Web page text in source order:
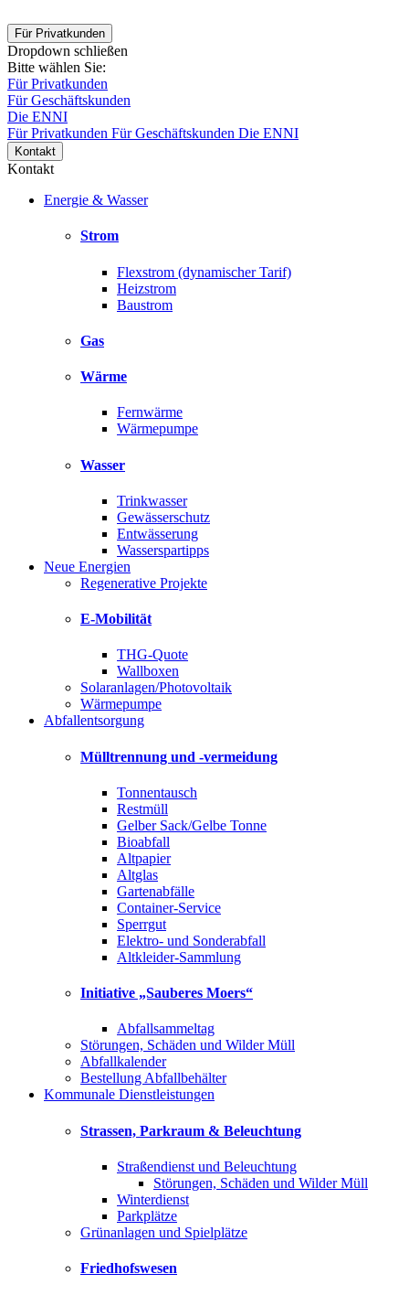
Für Privatkunden
Dropdown schließen
Bitte wählen Sie:
Für Privatkunden
Für Geschäftskunden
Die ENNI
Für Privatkunden Für Geschäftskunden Die ENNI
Kontakt
Kontakt
Energie & Wasser
Strom
Flexstrom (dynamischer Tarif)
Heizstrom
Baustrom
Gas
Wärme
Fernwärme
Wärmepumpe
Wasser
Trinkwasser
Gewässerschutz
Entwässerung
Wasserspartipps
Neue Energien
Regenerative Projekte
E-Mobilität
THG-Quote
Wallboxen
Solaranlagen/Photovoltaik
Wärmepumpe
Abfallentsorgung
Mülltrennung und -vermeidung
Tonnentausch
Restmüll
Gelber Sack/Gelbe Tonne
Bioabfall
Altpapier
Altglas
Gartenabfälle
Container-Service
Sperrgut
Elektro- und Sonderabfall
Altkleider-Sammlung
Initiative „Sauberes Moers“
Abfallsammeltag
Störungen, Schäden und Wilder Müll
Abfallkalender
Bestellung Abfallbehälter
Kommunale Dienstleistungen
Strassen, Parkraum & Beleuchtung
Straßendienst und Beleuchtung
Störungen, Schäden und Wilder Müll
Winterdienst
Parkplätze
Grünanlagen und Spielplätze
Friedhofswesen